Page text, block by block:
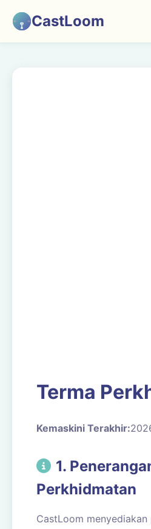
CastLoom
Terma
Kemaskini Terakhir:
1.
Perkhidmatan
CastLoom